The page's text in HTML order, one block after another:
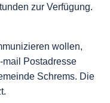
zur Verfügung.
wollen,
Postadresse
Schrems. Die